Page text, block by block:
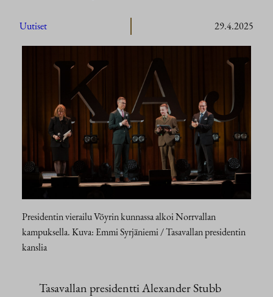
Uutiset 29.4.2025
Presidentin vierailu Vöyrin kunnassa alkoi Norrvallan
kampuksella. Kuva: Emmi Syrjäniemi / Tasavallan presidentin
kanslia
Tasavallan presidentti Alexander Stubb